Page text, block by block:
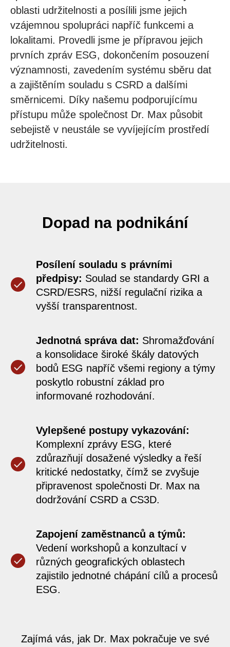
oblasti udržitelnosti a posílili jsme jejich
vzájemnou spolupráci napříč funkcemi a
lokalitami. Provedli jsme je přípravou jejich
prvních zpráv ESG, dokončením posouzení
významnosti, zavedením systému sběru dat
a zajištěním souladu s CSRD a dalšími
směrnicemi. Díky našemu podporujícímu
přístupu může společnost Dr. Max působit
sebejistě v neustále se vyvíjejícím prostředí
udržitelnosti.
Dopad na podnikání
Posílení souladu s právními
předpisy: Soulad se standardy GRI a
CSRD/ESRS, nižší regulační rizika a
vyšší transparentnost.
Jednotná správa dat: Shromažďování
a konsolidace široké škály datových
bodů ESG napříč všemi regiony a týmy
poskytlo robustní základ pro
informované rozhodování.
Vylepšené postupy vykazování:
Komplexní zprávy ESG, které
zdůrazňují dosažené výsledky a řeší
kritické nedostatky, čímž se zvyšuje
připravenost společnosti Dr. Max na
dodržování CSRD a CS3D.
Zapojení zaměstnanců a týmů:
Vedení workshopů a konzultací v
různých geografických oblastech
zajistilo jednotné chápání cílů a procesů
ESG.
Zajímá vás, jak Dr. Max pokračuje ve své